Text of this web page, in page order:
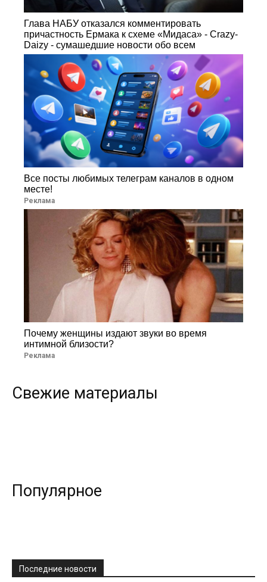
Глава НАБУ отказался комментировать
причастность Ермака к схеме «Мидаса» - Crazy-
Daizy - сумашедшие новости обо всем
Все посты любимых телеграм каналов в одном
месте!
Реклама
Почему женщины издают звуки во время
интимной близости?
Реклама
Свежие материалы
Популярное
Последние новости